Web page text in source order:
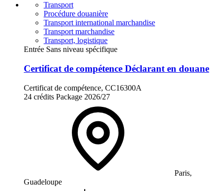
Transport
Procédure douanière
Transport international marchandise
Transport marchandise
Transport, logistique
Entrée Sans niveau spécifique
Certificat de compétence Déclarant en douane
Certificat de compétence, CC16300A
24 crédits Package 2026/27
Paris,
Guadeloupe